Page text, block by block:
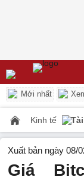
Mới nhất
Kinh tế
Xuất bản ngày 08/
Giá